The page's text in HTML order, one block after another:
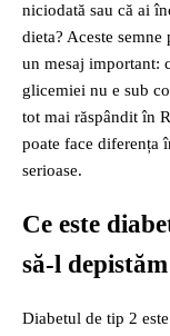
niciodată sau că ai
dieta? Aceste semne
un mesaj important:
glicemiei nu e sub
tot mai răspândit în
poate face diferența
serioase.
Ce este
să-l
Diabetul de tip 2